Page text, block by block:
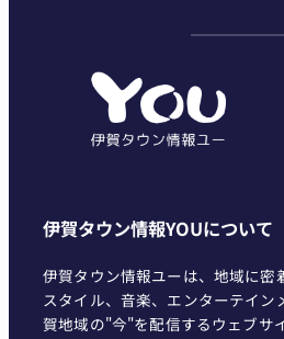
伊賀タウン情報YOUについて
伊賀タウン情報ユーは、地域に密
スタイル、音楽、エンターテイン
賀地域の"今"を配信するウェブサ